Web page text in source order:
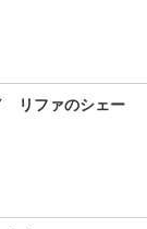
リファのシェー